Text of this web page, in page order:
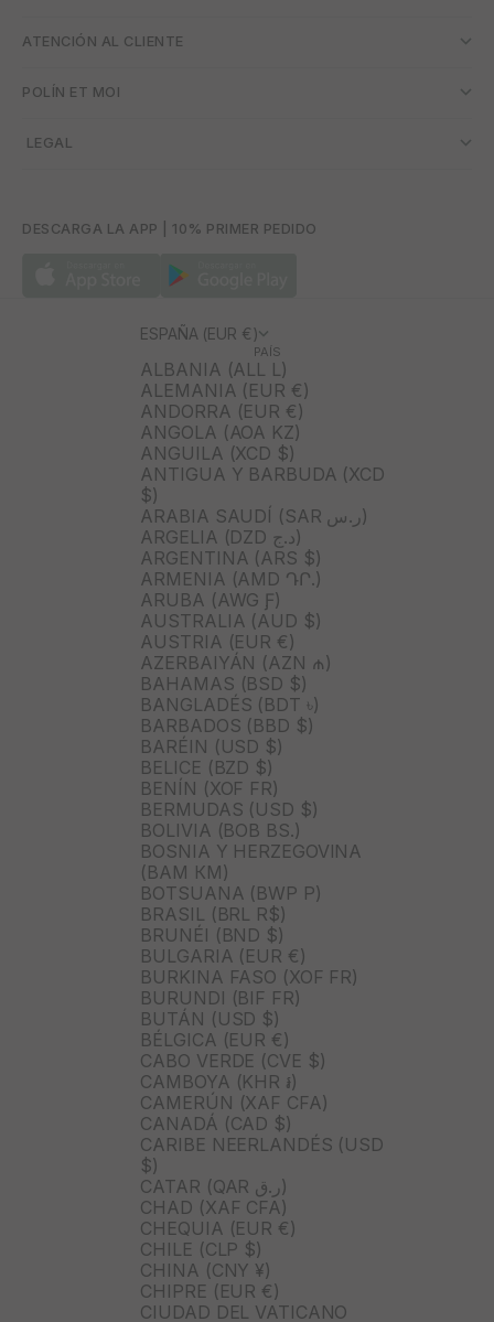
ATENCIÓN AL CLIENTE
POLÍN ET MOI
­ LEGAL
DESCARGA LA APP | 10% PRIMER PEDIDO
ESPAÑA (EUR €)
PAÍS
ALBANIA (ALL L)
ALEMANIA (EUR €)
ANDORRA (EUR €)
ANGOLA (AOA KZ)
ANGUILA (XCD $)
ANTIGUA Y BARBUDA (XCD
$)
ARABIA SAUDÍ (SAR ر.س)
ARGELIA (DZD د.ج)
ARGENTINA (ARS $)
ARMENIA (AMD ԴՐ.)
ARUBA (AWG Ƒ)
AUSTRALIA (AUD $)
AUSTRIA (EUR €)
AZERBAIYÁN (AZN ₼)
BAHAMAS (BSD $)
BANGLADÉS (BDT ৳)
BARBADOS (BBD $)
BARÉIN (USD $)
BELICE (BZD $)
BENÍN (XOF FR)
BERMUDAS (USD $)
BOLIVIA (BOB BS.)
BOSNIA Y HERZEGOVINA
(BAM КМ)
BOTSUANA (BWP P)
BRASIL (BRL R$)
BRUNÉI (BND $)
BULGARIA (EUR €)
BURKINA FASO (XOF FR)
BURUNDI (BIF FR)
BUTÁN (USD $)
BÉLGICA (EUR €)
CABO VERDE (CVE $)
CAMBOYA (KHR ៛)
CAMERÚN (XAF CFA)
CANADÁ (CAD $)
CARIBE NEERLANDÉS (USD
$)
CATAR (QAR ر.ق)
CHAD (XAF CFA)
CHEQUIA (EUR €)
CHILE (CLP $)
CHINA (CNY ¥)
CHIPRE (EUR €)
CIUDAD DEL VATICANO